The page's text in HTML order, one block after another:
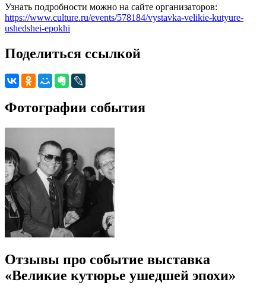
Узнать подробности можно на сайте организаторов:
https://www.culture.ru/events/578184/vystavka-velikie-kutyure-
ushedshei-epokhi
Поделиться ссылкой
Фотографии события
Отзывы про событие выставка
«Великие кутюрье ушедшей эпохи»